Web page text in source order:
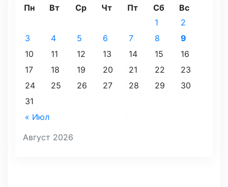
Август 2026
Пн Вт Ср Чт Пт Сб Вс
« Июл
1
2
3
4 5 6 7 8
9
10
11 12 13 14 15
16
17
18 19 20 21 22
23
24
25 26 27 28 29
30
31